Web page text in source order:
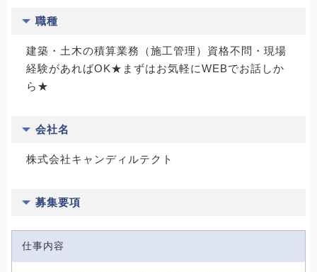
職種
建築・土木の積算業務（施工管理）資格不問・現場
経験があればOK★まずはお気軽にWEBでお話しか
ら★
会社名
株式会社キャンディルテクト
募集要項
仕事内容